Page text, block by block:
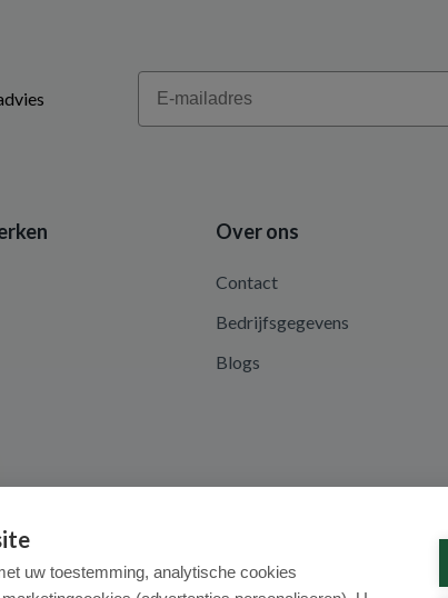
Email
Over ons
Contact
Bedrijfsgegevens
Blogs
uw toestemming, analytische cookies